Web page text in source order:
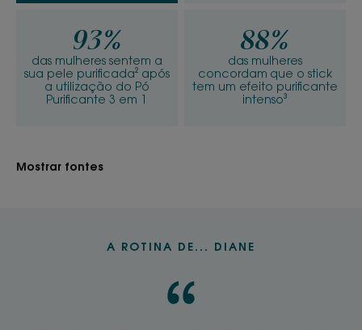
93%
das mulheres sentem a
sua pele purificada² após
a utilização do Pó
Purificante 3 em 1
88%
das mulheres
concordam que o stick
tem um efeito purificante
intenso³
Mostrar fontes
A ROTINA DE... DIANE